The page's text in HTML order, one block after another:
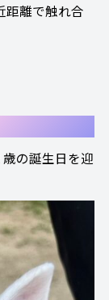
距離で触れ合
の誕生日を迎